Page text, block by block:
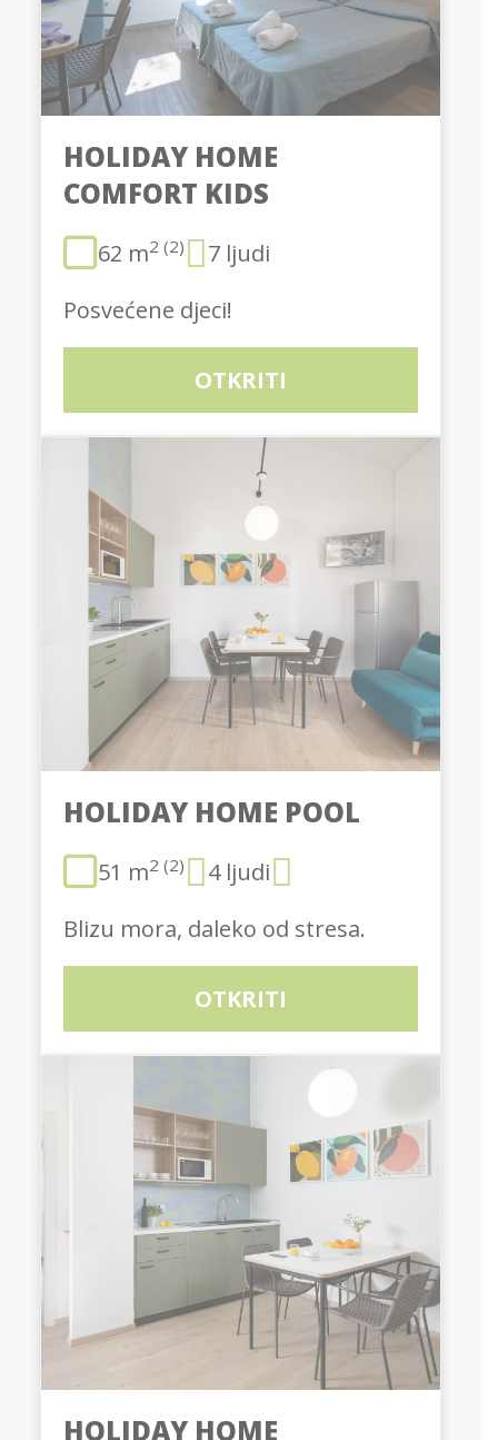
HOLIDAY HOME
COMFORT KIDS
62 m2 (2)
7 ljudi
Posvećene djeci!
OTKRITI
HOLIDAY HOME POOL
51 m2 (2)
4 ljudi
Blizu mora, daleko od stresa.
OTKRITI
HOLIDAY HOME